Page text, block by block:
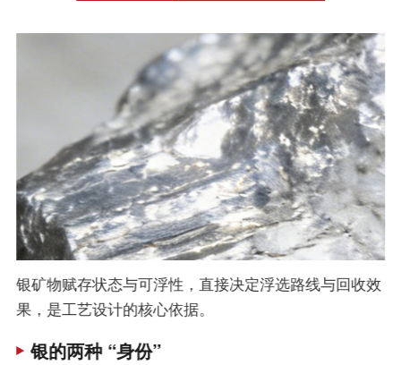
银矿物赋存状态与可浮性，直接决定浮选路线与回收效
果，是工艺设计的核心依据。
银的两种 “身份”